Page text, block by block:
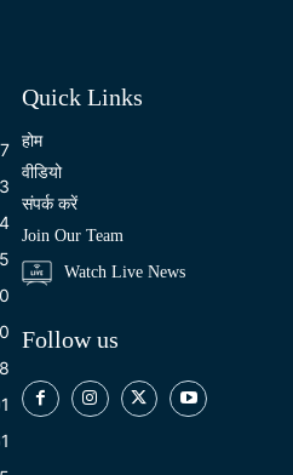
Quick Links
होम
वीडियो
संपर्क करें
Join Our Team
Watch Live News
Follow us